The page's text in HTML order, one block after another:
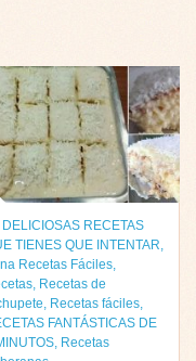
RECETAS
TIENES QUE INTENTAR,
Recetas Fáciles,
, Recetas de
, Recetas fáciles,
FANTÁSTICAS DE
, Recetas